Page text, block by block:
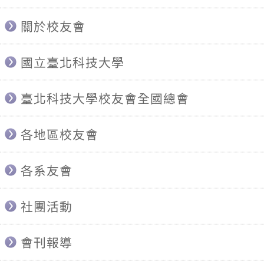
關於校友會
國立臺北科技大學
臺北科技大學校友會全國總會
各地區校友會
各系友會
社團活動
會刊報導